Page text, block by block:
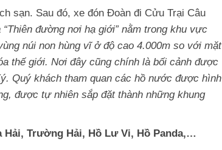
sạn. Sau đó, xe đón Đoàn đi Cửu Trại Câu
đường nơi hạ giới” nằm trong khu vực
núi non hùng vĩ ở độ cao 4.000m so với mặt
thế giới. Nơi đây cũng chính là bối cảnh được
Quý khách tham quan các hồ nước được hình
được tự nhiên sắp đặt thành những khung
Hải, Trường Hải, Hồ Lư Vi, Hồ Panda,…